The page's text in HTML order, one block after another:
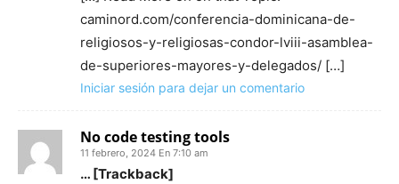
caminord.com/conferencia-dominicana-de-
religiosos-y-religiosas-condor-lviii-asamblea-
de-superiores-mayores-y-delegados/ […]
Iniciar sesión para dejar un comentario
No code testing tools
11 febrero, 2024 En 7:10 am
… [Trackback]